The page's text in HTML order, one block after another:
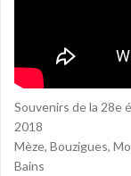
Souvenirs de la 28e
2018
Mèze, Bouzigues,
Bains